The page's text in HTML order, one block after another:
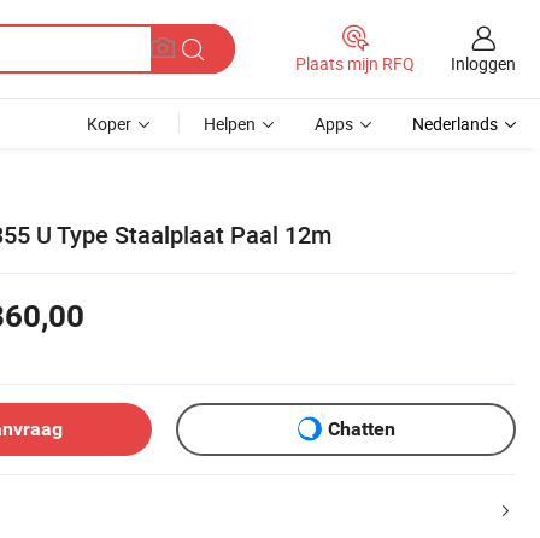
Plaats mijn RFQ Inloggen
Koper Helpen Apps Nederlands
U Type Staalplaat Paal 12m
Chatten